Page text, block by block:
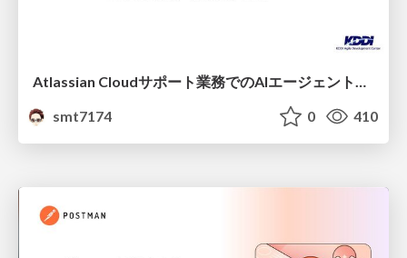
Atlassian Cloudサポート業務でのAIエージェント活用事例
smt7174
0 410